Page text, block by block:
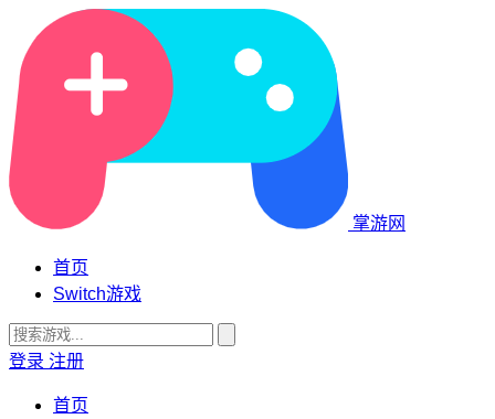
掌游网
首页
Switch游戏
登录 注册
首页